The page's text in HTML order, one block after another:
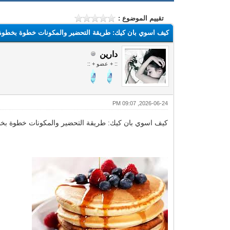
تقييم الموضوع :
كيف اسوي بان كيك: طريقة التحضير والمكونات خطوة
دارين
:: + عضو + ::
2026-06-24, 09:07 PM
كيف اسوي بان كيك: طريقة التحضير والمكونات خطوة